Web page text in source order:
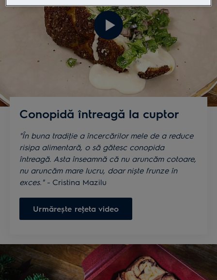
Conopidă întreagă la cuptor
"În buna tradiţie a încercărilor mele de a reduce
risipa alimentară, o să gătesc conopida
întreagă. Asta înseamnă că nu aruncăm cotoare,
nu aruncăm mare lucru, doar niște frunze în
exces." - Cristina Mazilu
Urmărește reţeta video